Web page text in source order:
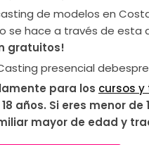
de modelos en
se hace a través de esta
gratuitos!
presencial
para los cursos y
años. Si eres menor
mayor de edad y